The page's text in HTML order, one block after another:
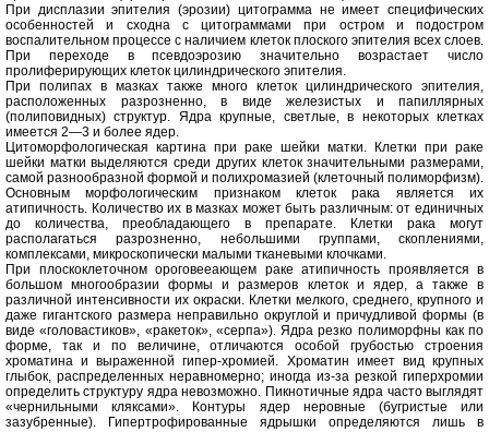
При дисплазии эпителия (эрозии) цитограмма не имеет специфических
особенностей и сходна с цитограммами при остром и подостром
воспалительном процессе с наличием клеток плоского эпителия всех слоев.
При переходе в псевдоэрозию значительно возрастает число
пролиферирующих клеток цилиндрического эпителия.
При полипах в мазках также много клеток цилиндрического эпителия,
расположенных разрозненно, в виде железистых и папиллярных
(полиповидных) структур. Ядра крупные, светлые, в некоторых клетках
имеется 2—3 и более ядер.
Цитоморфологическая картина при раке шейки матки. Клетки при раке
шейки матки выделяются среди других клеток значительными размерами,
самой разнообразной формой и полихромазией (клеточный полиморфизм).
Основным морфологическим признаком клеток рака является их
атипичность. Количество их в мазках может быть различным: от единичных
до количества, преобладающего в препарате. Клетки рака могут
располагаться разрозненно, небольшими группами, скоплениями,
комплексами, микроскопически малыми тканевыми клочками.
При плоскоклеточном ороговееающем раке атипичность проявляется в
большом многообразии формы и размеров клеток и ядер, а также в
различной интенсивности их окраски. Клетки мелкого, среднего, крупного и
даже гигантского размера неправильно округлой и причудливой формы (в
виде «головастиков», «ракеток», «серпа»). Ядра резко полиморфны как по
форме, так и по величине, отличаются особой грубостью строения
хроматина и выраженной гипер-хромией. Хроматин имеет вид крупных
глыбок, распределенных неравномерно; иногда из-за резкой гиперхромии
определить структуру ядра невозможно. Пикнотичные ядра часто выглядят
«чернильными кляксами». Контуры ядер неровные (бугристые или
зазубренные). Гипертрофированные ядрышки определяются лишь в